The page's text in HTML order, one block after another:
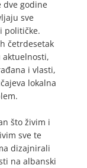
dve godine
sve
političke.
četrdesetak
aktuelnosti,
i vlasti,
lokalna
što živim i
sve te
dizajnirali
na albanski